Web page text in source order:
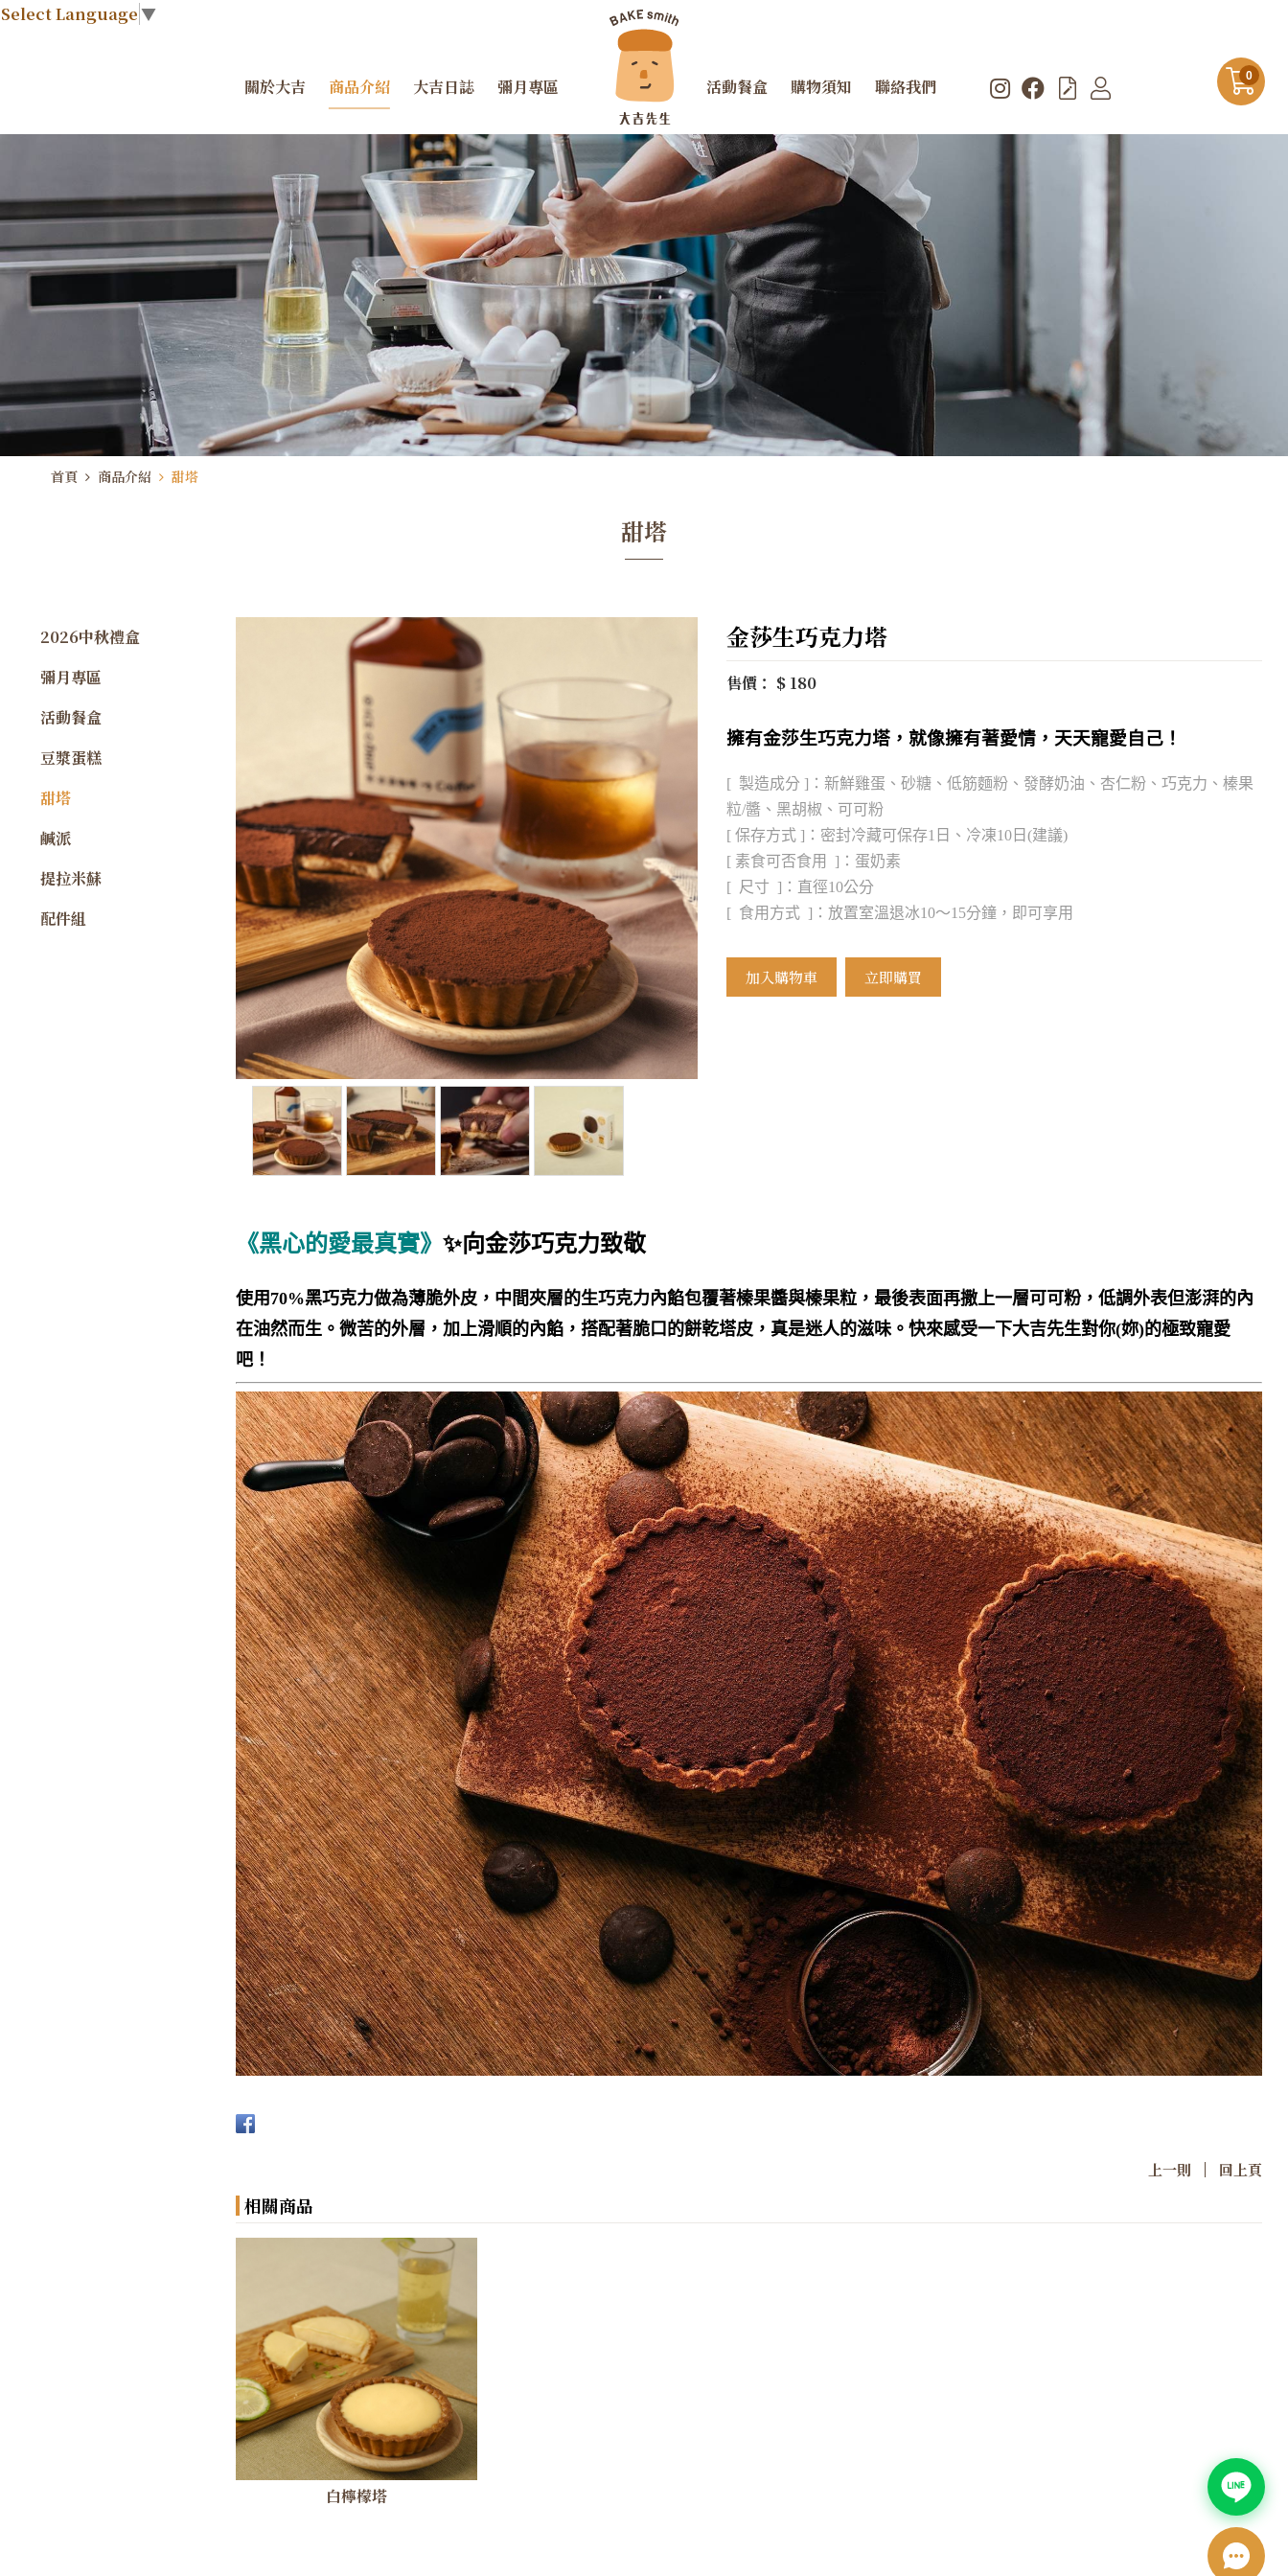
Select Language▼
關於大吉 商品介紹 大吉日誌 彌月專區 活動餐盒 購物須知 聯絡我們
首頁 商品介紹 甜塔
甜塔
2026中秋禮盒
彌月專區
活動餐盒
豆漿蛋糕
甜塔
鹹派
提拉米蘇
配件組
金莎生巧克力塔
售價： $ 180
擁有金莎生巧克力塔，就像擁有著愛情，天天寵愛自己！
[ 製造成分 ]：新鮮雞蛋、砂糖、低筋麵粉、發酵奶油 、 杏仁粉、巧克力、榛果
粒/醬、黑胡椒、可可粉
[ 保存方式 ]：密封冷藏可保存1日、冷凍10日 (建議)
[ 素食可否食用 ]：蛋奶素
[ 尺寸 ]：直徑10公分
[ 食用方式 ]：放置室溫退冰10～15分鐘，即可享用
加入購物車 立即購買
《黑心的愛最真實》 ✨向金莎巧克力致敬
使用70%黑巧克力做為薄脆外皮，中間夾層的生巧克力內餡包覆著榛果醬與榛果粒，最後表面再撒上一層可可粉，低調外表但澎湃的內
在油然而生。微苦的外層，加上滑順的內餡，搭配著脆口的餅乾塔皮，真是迷人的滋味。快來感受一下大吉先生對你(妳)的極致寵愛
吧！
上一則 | 回上頁
相關商品
白檸檬塔
0